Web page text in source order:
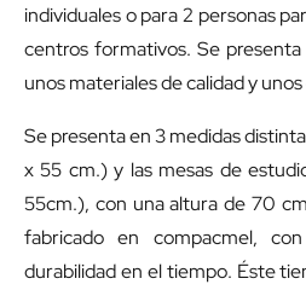
individuales o para 2 personas
centros formativos. Se
unos materiales de calidad y
Se presenta en 3 medidas
x 55 cm.) y las mesas de
55cm.), con una altura de 70
fabricado en compacmel,
durabilidad en el tiempo. Éste